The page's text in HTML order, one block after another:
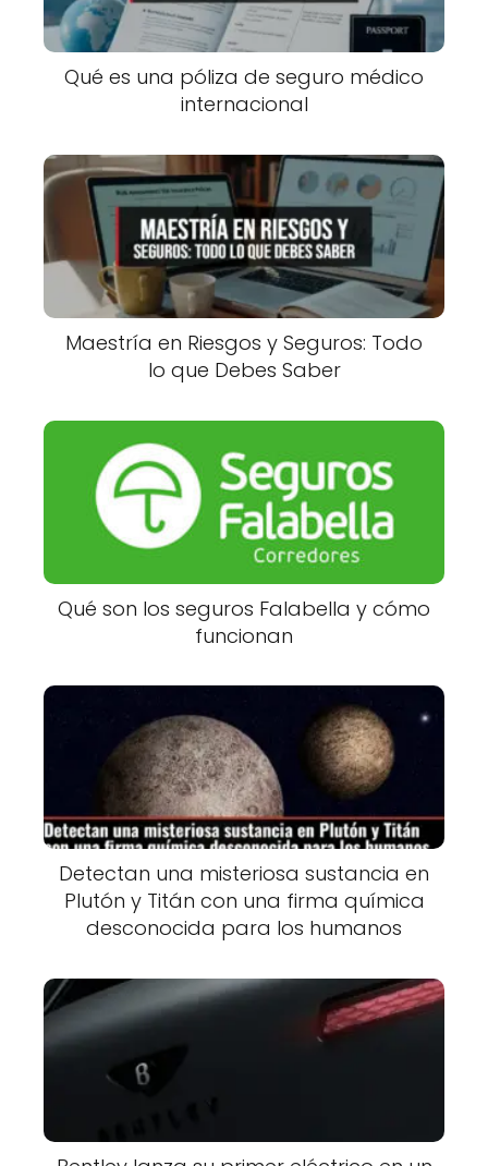
Qué es una póliza de seguro médico
internacional
Maestría en Riesgos y Seguros: Todo
lo que Debes Saber
Qué son los seguros Falabella y cómo
funcionan
Detectan una misteriosa sustancia en
Plutón y Titán con una firma química
desconocida para los humanos